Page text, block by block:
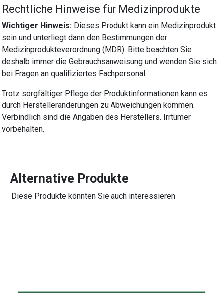
Rechtliche Hinweise für Medizinprodukte
Wichtiger Hinweis: Dieses Produkt kann ein Medizinprodukt
sein und unterliegt dann den Bestimmungen der
Medizinprodukteverordnung (MDR). Bitte beachten Sie
deshalb immer die Gebrauchsanweisung und wenden Sie sich
bei Fragen an qualifiziertes Fachpersonal.
Trotz sorgfältiger Pflege der Produktinformationen kann es
durch Herstelleränderungen zu Abweichungen kommen.
Verbindlich sind die Angaben des Herstellers. Irrtümer
vorbehalten.
Alternative Produkte
Diese Produkte könnten Sie auch interessieren